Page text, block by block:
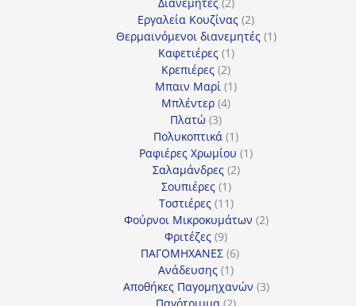
προϊόντα
Εργαλεία Κουζίνας 22
προϊόντα
Θερμαινόμενοι διανεμητές 11
Καφετιέρες 11
προϊόν
Κρεπιέρες 22
προϊόντα
Μπαιν Μαρί 11
Μπλέντερ 44
Πλατώ 33
προϊόντα
Πολυκοπτικά 11
προϊόν
Ραφιέρες Χρωμίου 11
Σαλαμάνδρες 22
Σουπιέρες 11
προϊόν
Τοστιέρες 1111
προϊόντα
Φούρνοι Μικροκυμάτων 22
Φριτέζες 99
προϊόντα
ΠΑΓΟΜΗΧΑΝΕΣ 66
Ανάδευσης 11
προϊόν
Αποθήκες Παγομηχανών 33
Παγότριμμα 22